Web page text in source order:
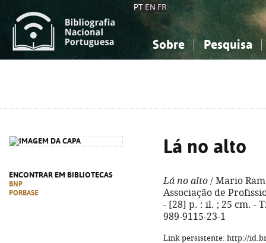
PT EN FR
Sobre Pesquisa
ENCONTRAR EM BIBLIOTECAS
BNP
PORBASE
Lá no alto
Lá no alto / Mario
Associação de
- [28] p. : il. ; 25 cm. -
989-9115-23-1
Link persistente: http://